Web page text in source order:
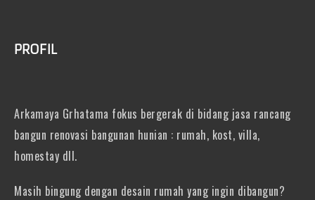
PROFIL
Arkamaya Grhatama fokus bergerak di bidang jasa rancang
bangun renovasi bangunan hunian : rumah, kost, villa,
homestay dll.
Masih bingung dengan desain rumah yang ingin dibangun?